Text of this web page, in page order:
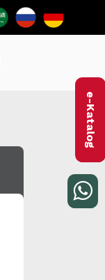
e-Katalog